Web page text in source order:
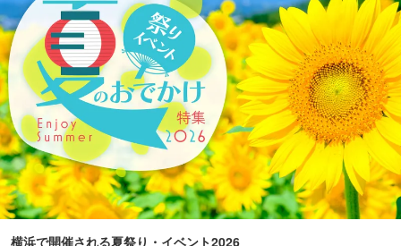
横浜で開催される夏祭り・イベント2026